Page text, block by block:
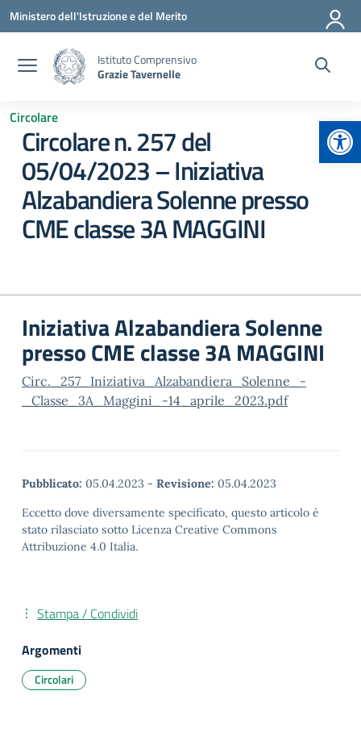
Vai ai contenuti
Vai al menu di navigazione
Vai al footer
Ministero dell'Istruzione e del Merito
Istituto Comprensivo
Grazie Tavernelle
Circolare
Circolare n. 257 del
05/04/2023 – Iniziativa
Alzabandiera Solenne presso
CME classe 3A MAGGINI
Iniziativa Alzabandiera Solenne
presso CME classe 3A MAGGINI
Circ._257_Iniziativa_Alzabandiera_Solenne_-
_Classe_3A_Maggini_-14_aprile_2023.pdf
Pubblicato: 05.04.2023 - Revisione: 05.04.2023
Eccetto dove diversamente specificato, questo articolo è
stato rilasciato sotto Licenza Creative Commons
Attribuzione 4.0 Italia.
Stampa / Condividi
Argomenti
Circolari